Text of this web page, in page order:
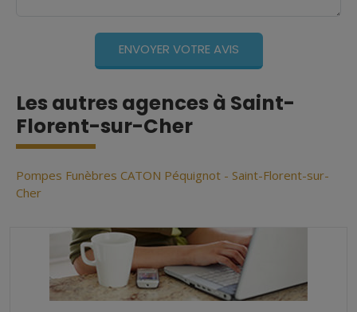
Les autres agences à Saint-
Florent-sur-Cher
Pompes Funèbres CATON Péquignot - Saint-Florent-sur-
Cher